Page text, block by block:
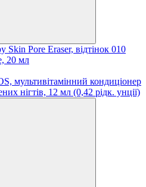
Skin Pore Eraser, відтінок 010
20 мл